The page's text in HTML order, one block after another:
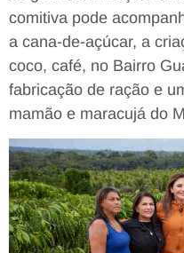
comitiva pode
a cana-de-açúcar, a
coco, café, no Bairro
fabricação de ração e
mamão e maracujá do